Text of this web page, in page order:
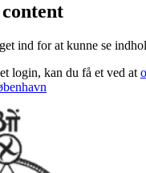
ind for at kunne se
login, kan du få et ved at